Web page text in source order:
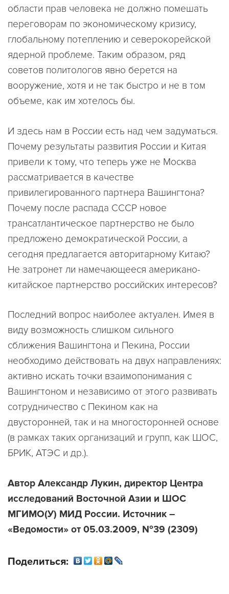
области прав человека не должно помешать
переговорам по экономическому кризису,
глобальному потеплению и северокорейской
ядерной проблеме. Таким образом, ряд
советов политологов явно берется на
вооружение, хотя и не так быстро и не в том
объеме, как им хотелось бы.
И здесь нам в России есть над чем задуматься.
Почему результаты развития России и Китая
привели к тому, что теперь уже не Москва
рассматривается в качестве
привилегированного партнера Вашингтона?
Почему после распада СССР новое
трансатлантическое партнерство не было
предложено демократической России, а
сегодня предлагается авторитарному Китаю?
Не затронет ли намечающееся американо-
китайское партнерство российских интересов?
Последний вопрос наиболее актуален. Имея в
виду возможность слишком сильного
сближения Вашингтона и Пекина, России
необходимо действовать на двух направлениях:
активно искать точки взаимопонимания с
Вашингтоном и независимо от этого развивать
сотрудничество с Пекином как на
двусторонней, так и на многосторонней основе
(в рамках таких организаций и групп, как ШОС,
БРИК, АТЭС и др.).
Автор Александр Лукин, директор Центра
исследований Восточной Азии и ШОС
МГИМО(У) МИД России. Источник –
«Ведомости» от 05.03.2009, №39 (2309)
Поделиться: